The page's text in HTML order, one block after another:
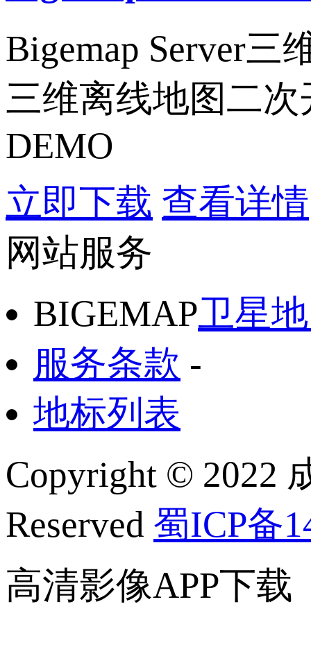
Bigemap Server
三维离线地图二
DEMO
立即下载 查看详情
网站服务
BIGEMAP卫星
服务条款 -
地标列表
Copyright © 2022
Reserved 蜀ICP备
高清影像APP下载